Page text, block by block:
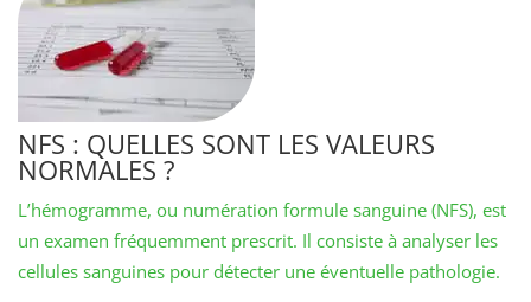
NFS : QUELLES SONT LES VALEURS
NORMALES ?
L’hémogramme, ou numération formule sanguine (NFS), est
un examen fréquemment prescrit. Il consiste à analyser les
cellules sanguines pour détecter une éventuelle pathologie.